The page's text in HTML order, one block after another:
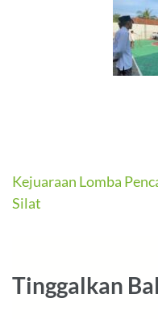
Navigasi
pos
Kejuaraan Lomba
Silat
Tinggalkan